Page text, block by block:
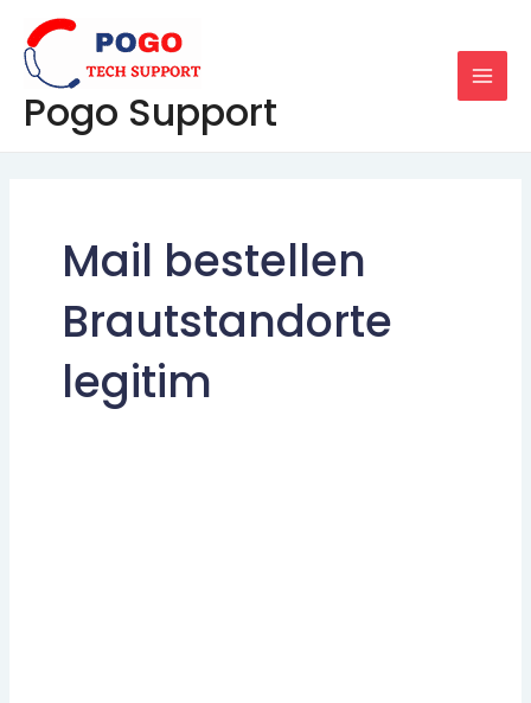
content
Pogo Support
Mail bestellen
Brautstandorte
legitim